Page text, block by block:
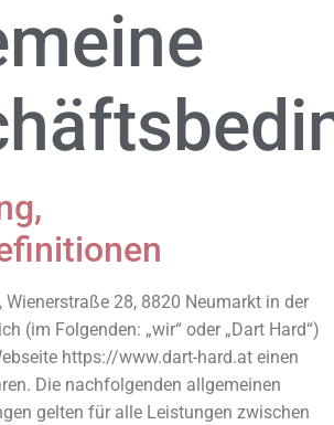
Wienerstraße 28, 8820 Neumarkt in der
(im Folgenden: „wir“ oder „Dart Hard“)
https://www.dart-hard.at einen
Die nachfolgenden allgemeinen
gelten für alle Leistungen zwischen